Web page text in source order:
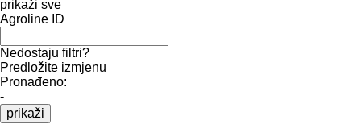
prikaži sve
Agroline ID
Nedostaju filtri?
Predložite izmjenu
Pronađeno:
-
prikaži